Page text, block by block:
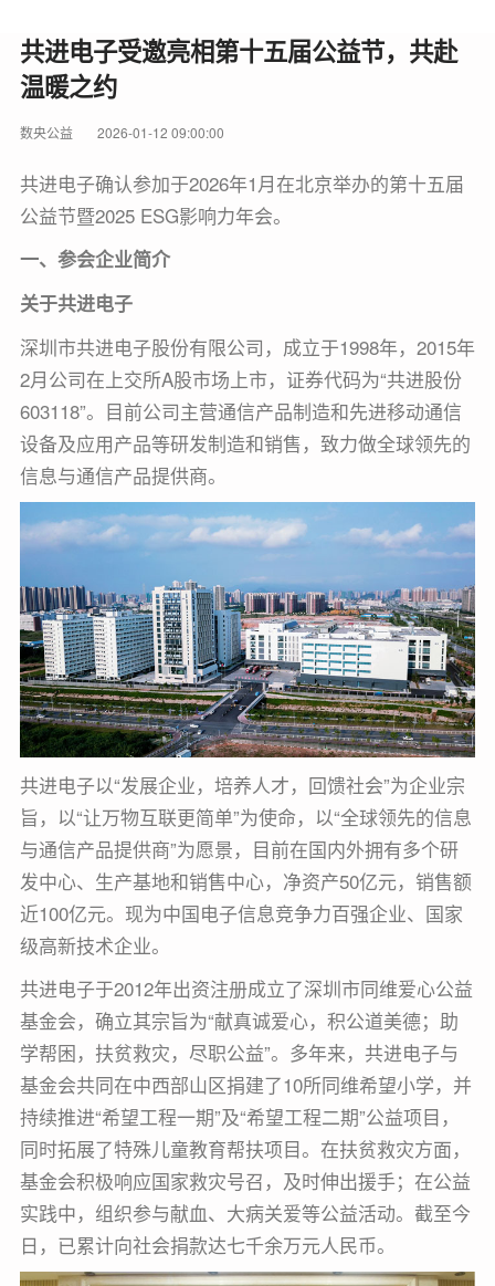
共进电子受邀亮相第十五届公益节，共赴
温暖之约
数央公益 2026-01-12 09:00:00
共进电子确认参加于2026年1月在北京举办的第十五届
公益节暨2025 ESG影响力年会。
一、参会企业简介
关于共进电子
深圳市共进电子股份有限公司，成立于1998年，2015年
2月公司在上交所A股市场上市，证券代码为“共进股份
603118”。目前公司主营通信产品制造和先进移动通信
设备及应用产品等研发制造和销售，致力做全球领先的
信息与通信产品提供商。
共进电子以“发展企业，培养人才，回馈社会”为企业宗
旨，以“让万物互联更简单”为使命，以“全球领先的信息
与通信产品提供商”为愿景，目前在国内外拥有多个研
发中心、生产基地和销售中心，净资产50亿元，销售额
近100亿元。现为中国电子信息竞争力百强企业、国家
级高新技术企业。
共进电子于2012年出资注册成立了深圳市同维爱心公益
基金会，确立其宗旨为“献真诚爱心，积公道美德；助
学帮困，扶贫救灾，尽职公益”。多年来，共进电子与
基金会共同在中西部山区捐建了10所同维希望小学，并
持续推进“希望工程一期”及“希望工程二期”公益项目，
同时拓展了特殊儿童教育帮扶项目。在扶贫救灾方面，
基金会积极响应国家救灾号召，及时伸出援手；在公益
实践中，组织参与献血、大病关爱等公益活动。截至今
日，已累计向社会捐款达七千余万元人民币。